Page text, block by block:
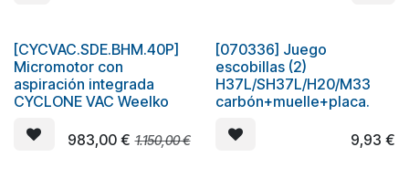
¡Nuevo!
[CYCVAC.SDE.BHM.40P]
Micromotor con
aspiración integrada
CYCLONE VAC Weelko
983,00€ 1.150,00€
[070336] Juego
escobillas (2)
H37L/SH37L/H20/M33
carbón+muelle+placa.
9,93 €